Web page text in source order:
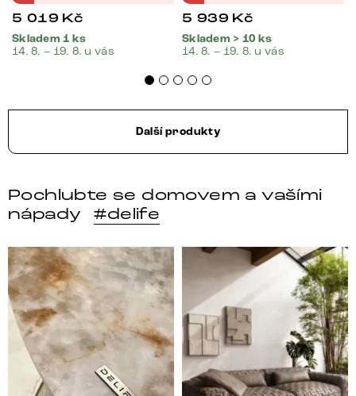
5 019 Kč
Skladem 1 ks
14. 8. – 19. 8. u vás
5 939 Kč
Skladem > 10 ks
14. 8. – 19. 8. u vás
Další produkty
Pochlubte se domovem a vašími
nápady
#delife
DELIFE – Nábytek, který promění dům v domov. Domo
Místo, kam se budeš těšit